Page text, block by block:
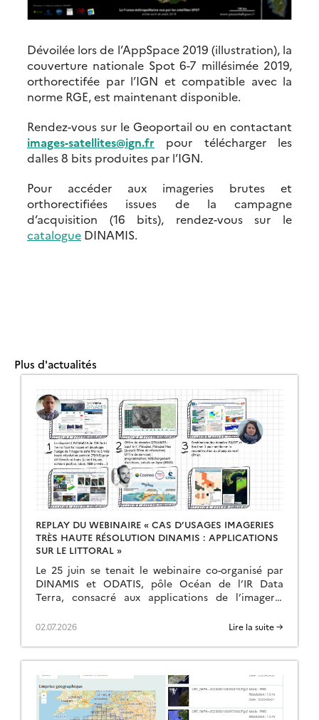
Dévoilée lors de l’AppSpace 2019 (illustration), la
couverture nationale Spot 6-7 millésimée 2019,
orthorectifée par l’IGN et compatible avec la
norme RGE, est maintenant disponible.
Rendez-vous sur le Geoportail ou en contactant
images-satellites@ign.fr pour télécharger les
dalles 8 bits produites par l’IGN.
Pour accéder aux imageries brutes et
orthorectifiées issues de la campagne
d’acquisition (16 bits), rendez-vous sur le
catalogue DINAMIS.
Plus d'actualités
REPLAY DU WEBINAIRE « CAS D’USAGES IMAGERIES
TRÈS HAUTE RÉSOLUTION DINAMIS : APPLICATIONS
SUR LE LITTORAL »
Le 25 juin se tenait le webinaire co-organisé par
DINAMIS et ODATIS, pôle Océan de l’IR Data
Terra, consacré aux applications de l’imagerie
02.07.2026 Lire la suite →